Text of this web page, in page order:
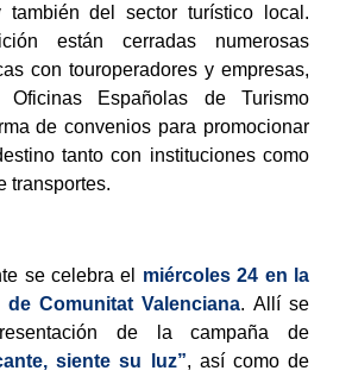
también del sector turístico local.
están cerradas numerosas
con touroperadores y empresas,
Españolas de Turismo
de convenios para promocionar
tanto con instituciones como
transportes.
se celebra el miércoles 24 en la
de Comunitat Valenciana. Allí se
de la campaña de
siente su luz”, así como de